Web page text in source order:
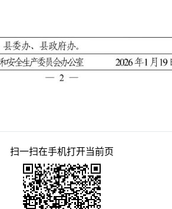
扫一扫在手机打开当前页